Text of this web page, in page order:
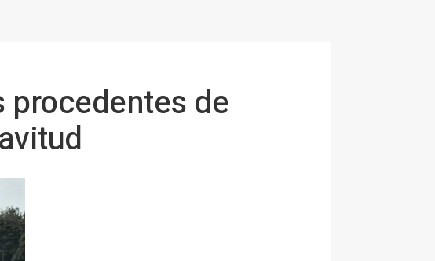
procedentes de